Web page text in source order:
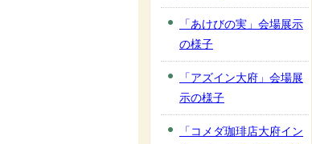
「あけびの実」会場展示
の様子
「アズイン大府」会場展
示の様子
「コメダ珈琲店大府イン